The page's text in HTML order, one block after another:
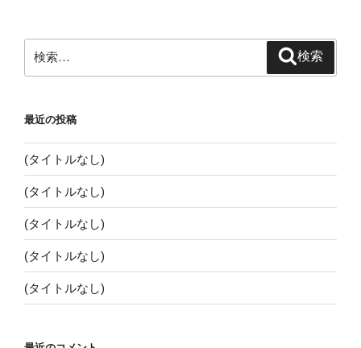
ン
検
索:
検索
最近の投稿
(タイトルなし)
(タイトルなし)
(タイトルなし)
(タイトルなし)
(タイトルなし)